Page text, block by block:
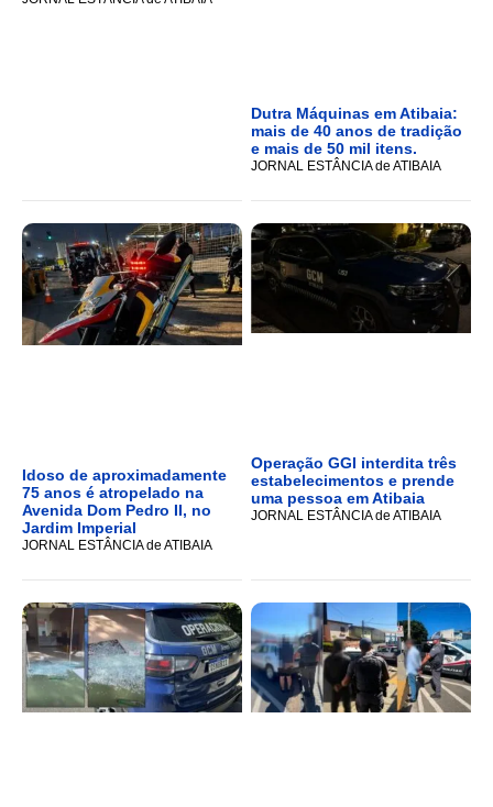
Dutra Máquinas em Atibaia:
mais de 40 anos de tradição
e mais de 50 mil itens.
JORNAL ESTÂNCIA de ATIBAIA
Idoso de aproximadamente
75 anos é atropelado na
Avenida Dom Pedro II, no
Jardim Imperial
JORNAL ESTÂNCIA de ATIBAIA
Operação GGI interdita três
estabelecimentos e prende
uma pessoa em Atibaia
JORNAL ESTÂNCIA de ATIBAIA